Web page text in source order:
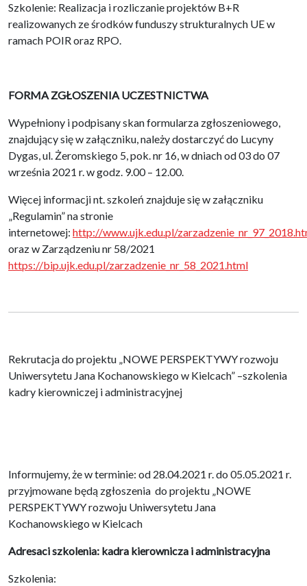
Szkolenie: Realizacja i rozliczanie projektów B+R
realizowanych ze środków funduszy strukturalnych UE w
ramach POIR oraz RPO.
FORMA ZGŁOSZENIA UCZESTNICTWA
Wypełniony i podpisany skan formularza zgłoszeniowego,
znajdujący się w załączniku, należy dostarczyć do Lucyny
Dygas, ul. Żeromskiego 5, pok. nr 16, w dniach od 03 do 07
września 2021 r. w godz. 9.00 – 12.00.
Więcej informacji nt. szkoleń znajduje się w załączniku
„Regulamin” na stronie
internetowej: http://www.ujk.edu.pl/
oraz w Zarządzeniu nr 58/2021
https://bip.ujk.edu.pl/zarzadzenie_nr_58_2021.html
Rekrutacja do projektu „NOWE PERSPEKTYWY rozwoju
Uniwersytetu Jana Kochanowskiego w Kielcach” –szkolenia
kadry kierowniczej i administracyjnej
Informujemy, że w terminie: od 28.04.2021 r. do 05.05.2021 r.
przyjmowane będą zgłoszenia do projektu „NOWE
PERSPEKTYWY rozwoju Uniwersytetu Jana
Kochanowskiego w Kielcach
Adresaci szkolenia: kadra kierownicza i administracyjna
Szkolenia: